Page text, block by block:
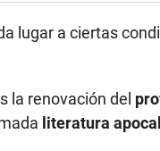
lugar a ciertas
la renovación del
literatura